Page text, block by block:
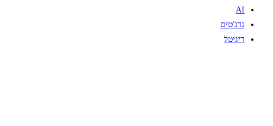
AI
גדג'טים
דיגיטל